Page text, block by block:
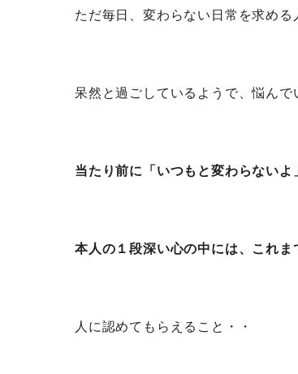
ただ毎日、変わらない日常を求める
呆然と過ごしているようで、悩んで
当たり前に「いつもと変わらないよ
本人の１段深い心の中には、これま
人に認めてもらえること・・